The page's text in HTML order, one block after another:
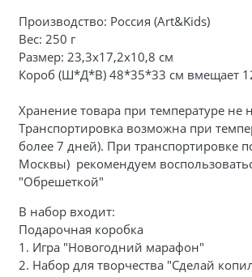
Производство: Россия (Art&Kids)
Вес: 250 г
Размер: 23,3х17,2х10,8 см
Короб (Ш*Д*В) 48*35*33 см вмещает
Хранение товара при температуре не
Транспортировка возможна при
более 7 дней). При транспортировке
Москвы) рекомендуем
"Обрешеткой"
В набор входит:
Подарочная коробка
1. Игра "Новогодний марафон"
2. Набор для творчества "Сделай